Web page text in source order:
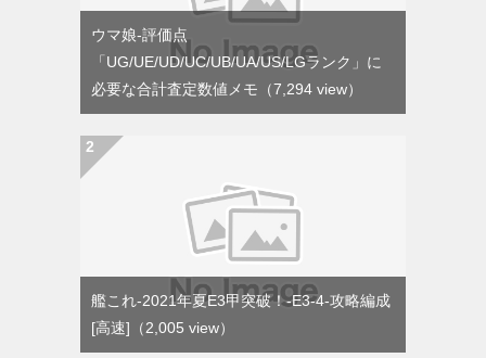
ウマ娘-評価点
「UG/UE/UD/UC/UB/UA/US/LGランク」に
必要な合計査定数値メモ （7,294 view）
艦これ-2021年夏E3甲突破！-E3-4-攻略編成
[高速] （2,005 view）